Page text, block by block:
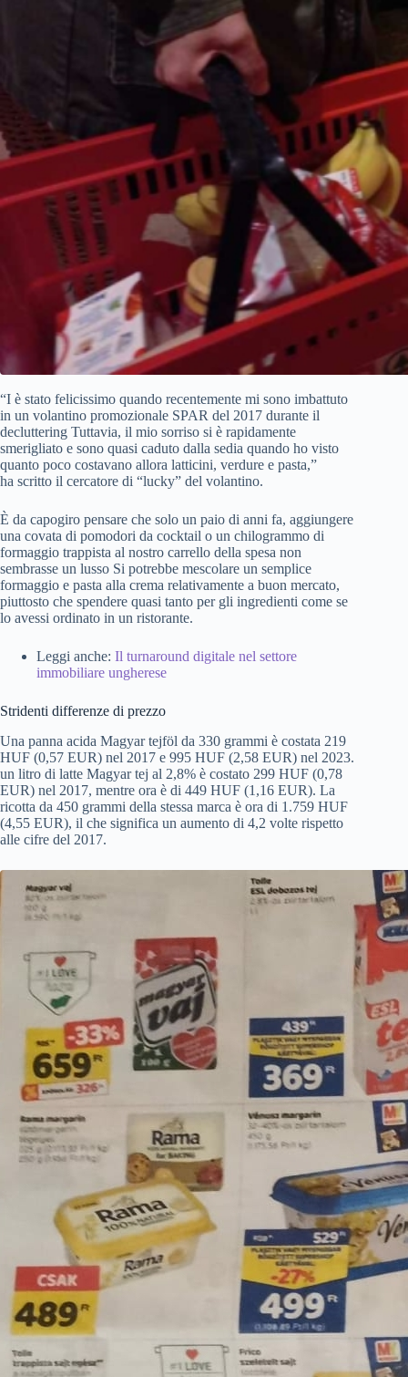
“I è stato felicissimo quando recentemente mi sono imbattuto
in un volantino promozionale SPAR del 2017 durante il
decluttering Tuttavia, il mio sorriso si è rapidamente
smerigliato e sono quasi caduto dalla sedia quando ho visto
quanto poco costavano allora latticini, verdure e pasta,”
ha scritto il cercatore di “lucky” del volantino.
È da capogiro pensare che solo un paio di anni fa, aggiungere
una covata di pomodori da cocktail o un chilogrammo di
formaggio trappista al nostro carrello della spesa non
sembrasse un lusso Si potrebbe mescolare un semplice
formaggio e pasta alla crema relativamente a buon mercato,
piuttosto che spendere quasi tanto per gli ingredienti come se
lo avessi ordinato in un ristorante.
Leggi anche: Il turnaround digitale nel settore
immobiliare ungherese
Stridenti differenze di prezzo
Una panna acida Magyar tejföl da 330 grammi è costata 219
HUF (0,57 EUR) nel 2017 e 995 HUF (2,58 EUR) nel 2023.
un litro di latte Magyar tej al 2,8% è costato 299 HUF (0,78
EUR) nel 2017, mentre ora è di 449 HUF (1,16 EUR). La
ricotta da 450 grammi della stessa marca è ora di 1.759 HUF
(4,55 EUR), il che significa un aumento di 4,2 volte rispetto
alle cifre del 2017.